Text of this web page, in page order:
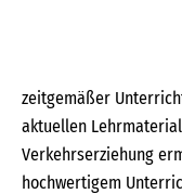
zeitgemäßer
aktuellen
Verkehrserziehung
hochwertigem